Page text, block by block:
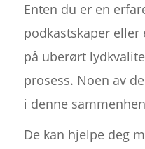
Enten du er en
podkastskaper eller
på uberørt
prosess. Noen av
i denne
De kan hjelpe deg